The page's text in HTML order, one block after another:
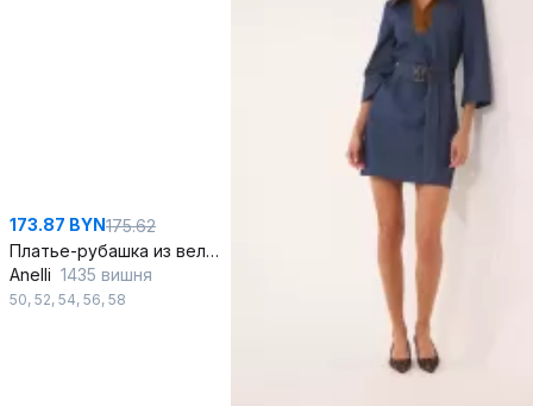
173.87 BYN175.62
Платье-рубашка из вельвета с прямым кроем для повседневных образов
Anelli 1435 вишня
50, 52, 54, 56, 58